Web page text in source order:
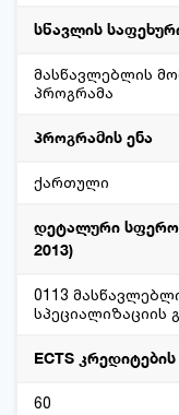
სწავლის
მასწავლებლის
პროგრამა
პროგრამის ენა
ქართული
დეტალური
2013)
0113
სპეციალიზაციის
ECTS
60